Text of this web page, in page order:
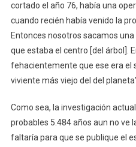
cortado el año 76, había una
cuando recién había venido la
Entonces nosotros sacamos
que estaba el centro [del árbol].
fehacientemente que ese era el
viviente más viejo del del
Como sea, la investigación
probables 5.484 años aun no ve
faltaría para que se publique el